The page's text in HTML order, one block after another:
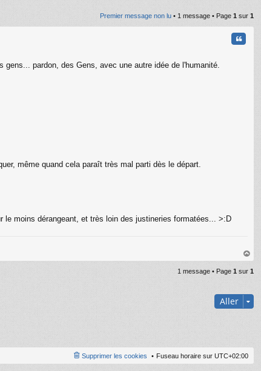
Premier message non lu • 1 message • Page 1 sur 1
pardon, des Gens, avec une autre idée de l'humanité.
même quand cela paraît très mal parti dès le départ.
moins dérangeant, et très loin des justineries formatées... >:D
au
t
1 message • Page 1 sur 1
Aller
Fuseau horaire sur UTC+02:00
Supprimer les cookies